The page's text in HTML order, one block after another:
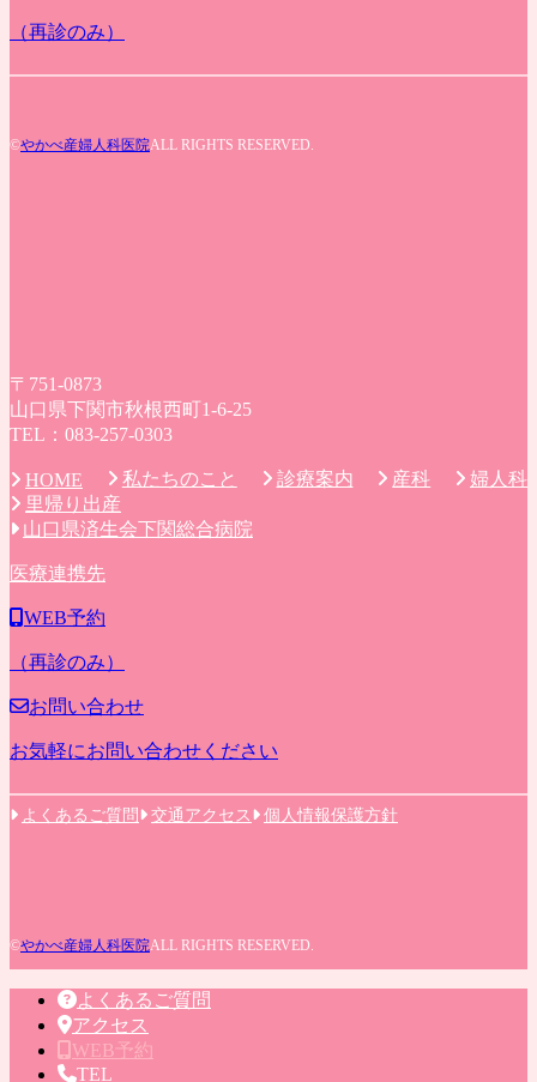
（再診のみ）
©やかべ産婦人科医院ALL RIGHTS RESERVED.
〒751-0873
山口県下関市秋根西町1-6-25
TEL：083-257-0303
HOME 私たちのこと 診療案内 産科
婦人科
里帰り出産
山口県済生会下関総合病院
医療連携先
WEB予約
（再診のみ）
お問い合わせ
お気軽にお問い合わせください
よくあるご質問 交通アクセス 個人情報保護方針
©やかべ産婦人科医院ALL RIGHTS RESERVED.
よくあるご質問
アクセス
WEB予約
TEL